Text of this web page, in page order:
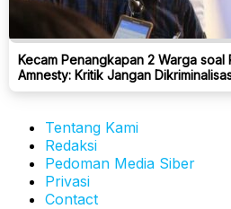
Kecam Penangkapan 2 Warga
Amnesty: Kritik Jangan
Tentang Kami
Redaksi
Pedoman Media Siber
Privasi
Contact